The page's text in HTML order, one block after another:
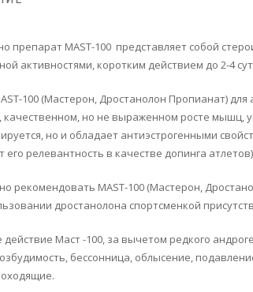
препарат MAST-100 представляет собой
активностями, коротким действием до 2-4
100 (Мастерон, Дростанолон Пропианат)
качественном, но не выраженном росте мышц,
но и обладает антиэстрогенными
релевантность в качестве допинга
рекомендовать MAST-100 (Мастерон,
дростанолона спортсменкой
Маст -100, за вычетом редкого
бессонница, облысение,